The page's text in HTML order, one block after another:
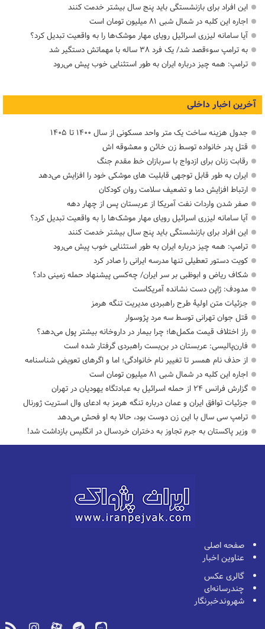
این افراد برای بازنشستگی باید پنج سال بیشتر خدمت کنند
اجاره این کلبه در شمال شبی ۸۱ میلیون تومان است
آیا سامانه لیزری اسرائیل رویای مهار موشک‌ها را به واقعیت تبدیل کرد؟
به ترامپ سوءقصد شد/ یک فرد ۳۸ ساله با مهماتش دستگیر شد
ترامپ: همه چیز درباره ایران به طور استثنایی خوب پیش می‌رود
آخرین اخبار داخلی
جدول هزینه ساخت یک متر واحد مسکونی از سال ۱۴۰۰ تا ۱۴۰۵
قتل پدر خانواده توسط زن خائن و معشوقه اش
رقابت زنان برای ازدواج با سربازان خط مقدم جنگ
ایران به طور قابل توجهی قابلیت های موشکی خود را افزایش می‌دهد
ارتباط افزایش دما و تضعیف سلامت روان کودکان
صفر شدن واردات نفت آمریکا از عربستان پس از چهار دهه
آیا سامانه لیزری اسرائیل رویای مهار موشک‌ها را به واقعیت تبدیل کرد؟
این افراد برای بازنشستگی باید پنج سال بیشتر خدمت کنند
ترامپ: همه چیز درباره ایران به طور استثنایی خوب پیش می‌رود
کویت دستور تعطیلی تنها مدرسه ایرانی را صادر کرد
شکاف ریاض و ابوظبی بر سر ایران/ چه‌کسی پیشنهاد حمله زمینی داد؟
مدودف: ژاپن دست نشانده آمریکاست
جزئیات متن اولیۀ طرح راهبردی مدیریت تنگه هرمز
قتل جوان تهرانی توسط سه مرد پژوسوار
راز اختلاف قیمت مکمل‌ها؛ چرا بیمار در داروخانه بیشتر پول می‌دهد؟
فارن‌پالیسی: عربستان در بن‌بست راهبردی گرفتار شده است
از حذف نام همسر تا تغییر نام خانوادگی؛ اما و اگرهای تعویض شناسنامه
اجاره این کلبه در شمال شبی ۸۱ میلیون تومان است
گزارش فرانس ۲۴ از حمله اسرائیل به عبادتگاه یهودیان در تهران
جزئیات توافق ایران و عمان درباره تنگه هرمز به ادعای وال استریت ژورنال
ترامپ سی سال با این زن دوست بود، حالا به او فحش می‌دهد
وزیر پاکستان به جرم تجاوز به دختران خردسال در انگلیس بازداشت شد!
صفحه اصلی
عناوین اخبار
گالری عکس
چندرسانه‌ای
شهروندخبرنگار